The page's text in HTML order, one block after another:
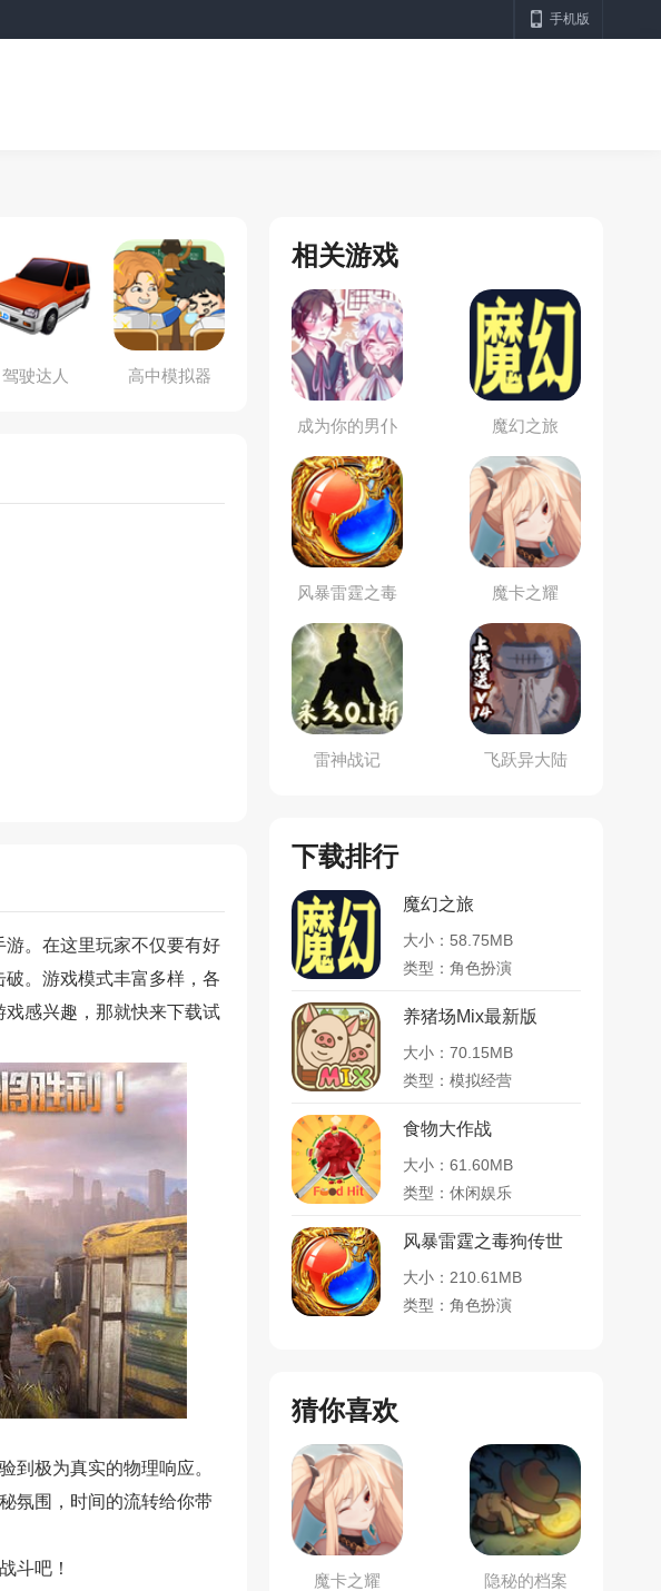
手机版
驾驶达人 高中模拟器
游。在这里玩家不仅要有好
破。游戏模式丰富多样，各
感兴趣，那就快来下载试
到极为真实的物理响应。
氛围，时间的流转给你带
斗吧！
相关游戏
成为你的男仆 魔幻之旅
风暴雷霆之毒
狗传世
魔卡之耀
雷神战记 飞跃异大陆
下载排行
魔幻之旅
大小：58.75MB
类型：角色扮演
养猪场Mix最新版
大小：70.15MB
类型：模拟经营
食物大作战
大小：61.60MB
类型：休闲娱乐
风暴雷霆之毒狗传世
大小：210.61MB
类型：角色扮演
猜你喜欢
魔卡之耀 隐秘的档案